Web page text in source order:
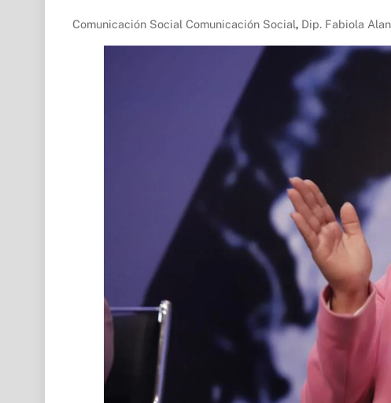
Comunicación Social Comunicación Social, Dip. Fabiola